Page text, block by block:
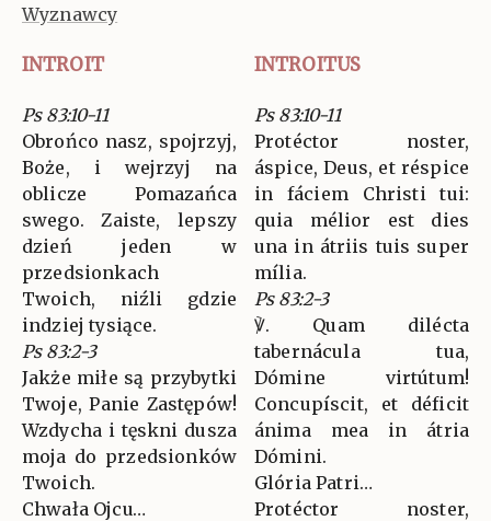
Wyznawcy
INTROIT INTROITUS
Ps 83:10-11
Obrońco nasz, spojrzyj,
Boże, i wejrzyj na
oblicze Pomazańca
swego. Zaiste, lepszy
dzień jeden w
przedsionkach
Twoich, niźli gdzie
indziej tysiące.
Ps 83:2-3
Jakże miłe są przybytki
Twoje, Panie Zastępów!
Wzdycha i tęskni dusza
moja do przedsionków
Twoich.
Chwała Ojcu…
Ps 83:10-11
Protéctor noster,
áspice, Deus, et réspice
in fáciem Christi tui:
quia mélior est dies
una in átriis tuis super
mília.
Ps 83:2-3
℣. Quam dilécta
tabernácula tua,
Dómine virtútum!
Concupíscit, et déficit
ánima mea in átria
Dómini.
Glória Patri…
Protéctor noster,